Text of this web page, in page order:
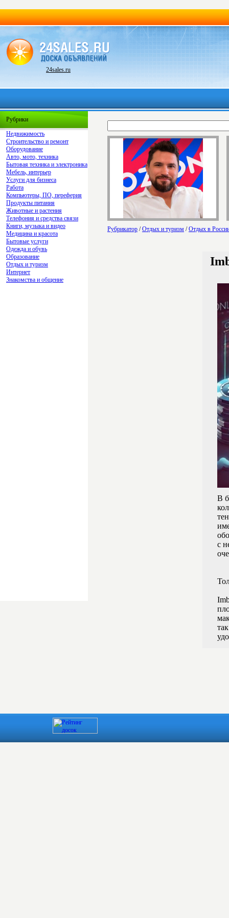
24sales.ru
Рубрики
Недвижимость
Строительство и ремонт
Оборудование
Авто, мото, техника
Бытовая техника и электроника
Мебель, интерьер
Услуги для бизнеса
Работа
Компьютеры, ПО, переферия
Продукты питания
Животные и растения
Телефония и средства связи
Книги, музыка и видео
Медицина и красота
Бытовые услуги
Одежда и обувь
Образование
Отдых и туризм
Интернет
Знакомства и общение
Рубрикатор /Отдых и туризм /Отдых в
В
с